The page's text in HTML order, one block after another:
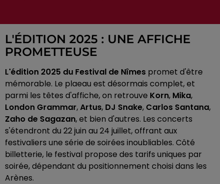
L'ÉDITION 2025 : UNE AFFICHE
PROMETTEUSE
L'édition 2025 du Festival de Nîmes promet d'être
mémorable. Le plaeau est désormais complet, et
parmi les têtes d'affiche, on retrouve Korn, Mika,
London Grammar,Artus, DJ Snake, Carlos Santana,
Zaho de Sagazan, et bien d'autres. Les concerts
s'étendront du 22 juin au 24 juillet, offrant aux
festivaliers une série de soirées inoubliables. Côté
billetterie, le festival propose des tarifs uniques par
soirée, dépendant du positionnement choisi dans les
Arènes.